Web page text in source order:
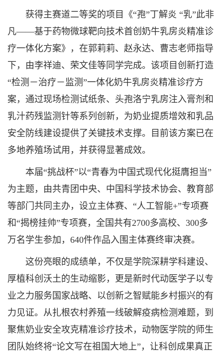
获得主赛道二等奖的项目《“孢”丁解炎 “乳”此非
凡——基于药物微球靶向技术首创奶牛乳房炎精准诊
疗一体化方案》，在郭莉莉、赵永达、曹志老师指导
下，由李祥迪、荣文佳等同学完成。该项目创新打造
“检测－治疗－监测”一体化奶牛乳房炎精准诊疗方
案，通过现场检测试纸条、头孢洛宁乳房注入膏剂和
乳汁药残监测针等系列创新，为奶业提质增效和乳品
安全防线建设提供了关键技术支撑。目前该方案已在
多地养殖场试用，并获得显著成效。
本届“挑战杯”以“青春为中国式现代化挺膺担当”
为主题，由共青团中央、中国科学技术协会、教育部
等部门共同主办，设立主体赛、“人工智能+”专项赛
和“揭榜挂帅”专项赛，全国共有2700多高校、300多
万名学生参加，640件作品入围主体赛终审决赛。
这份亮眼的成绩单，不仅是学院深耕学科建设、
厚植科创沃土的生动缩影，更是新时代动医学子以专
业之力服务国家战略、以创新之智赋能乡村振兴的有
力见证。从扎根农村养殖一线破解疫病检测难题，到
聚焦奶业安全攻克精准诊疗技术，动物医学院的师生
团队始终将“论文写在祖国大地上”，让科创成果真正